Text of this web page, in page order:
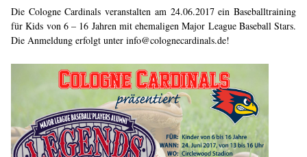
Die Cologne Cardinals veranstalten am 24.06.2017 ein Baseballtraining
für Kids von 6 – 16 Jahren mit ehemaligen Major League Baseball Stars.
Die Anmeldung erfolgt unter info@colognecardinals.de!